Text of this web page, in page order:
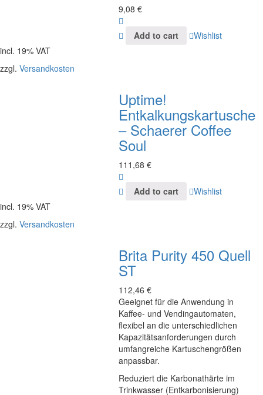
9,08 €
Add to cart
Wishlist
incl. 19% VAT
zzgl. Versandkosten
Uptime!
Entkalkungskartusche
– Schaerer Coffee
Soul
111,68 €
Add to cart
Wishlist
incl. 19% VAT
zzgl. Versandkosten
Brita Purity 450 Quell
ST
112,46 €
Geeignet für die Anwendung in
Kaffee- und Vendingautomaten,
flexibel an die unterschiedlichen
Kapazitätsanforderungen durch
umfangreiche Kartuschengrößen
anpassbar.
Reduziert die Karbonathärte im
Trinkwasser (Entkarbonisierung)